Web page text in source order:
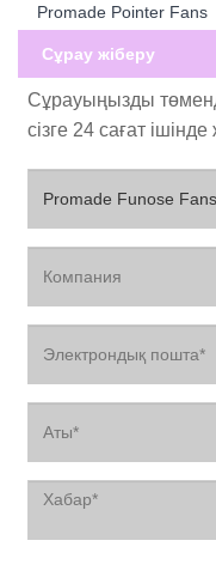
Promade Pointer Fans
Сұрау жіберу
Сұрауыңызды
сізге 24 сағат